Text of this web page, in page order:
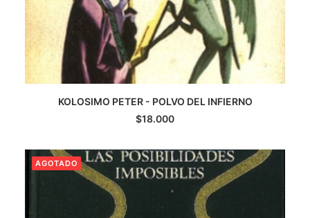
LEER MÁS
KOLOSIMO PETER - POLVO DEL INFIERNO
$18.000
AGOTADO